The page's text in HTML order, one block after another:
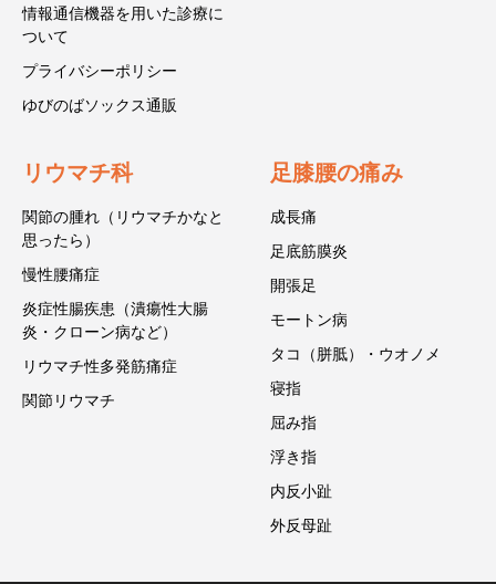
情報通信機器を用いた診療に
ついて
プライバシーポリシー
ゆびのばソックス通販
リウマチ科
関節の腫れ（リウマチかなと
思ったら）
慢性腰痛症
炎症性腸疾患（潰瘍性大腸
炎・クローン病など）
リウマチ性多発筋痛症
関節リウマチ
足膝腰の痛み
成長痛
足底筋膜炎
開張足
モートン病
タコ（胼胝）・ウオノメ
寝指
屈み指
浮き指
内反小趾
外反母趾